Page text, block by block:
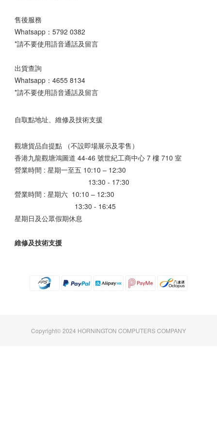
售後服務
Whatsapp： 5792 0382
*請不要使用語音通話及留言
出貨查詢
Whatsapp： 4655 8134
*請不要使用語音通話及留言
自取點地址、維修及技術支援
觀塘貨品自提點 （不設即場展示及零售）
香港九龍觀塘鴻圖道 44-46 號世紀工商中心 7 樓 710 室
營業時間 : 星期一至五 10:10 – 12:30
13:30 - 17:30
營業時間 : 星期六 10:10 – 12:30
13:30 - 16:45
星期日及公眾假期休息
維修及技術支援
Copyright© 2024 HORNINGTON COMPUTERS COMPANY